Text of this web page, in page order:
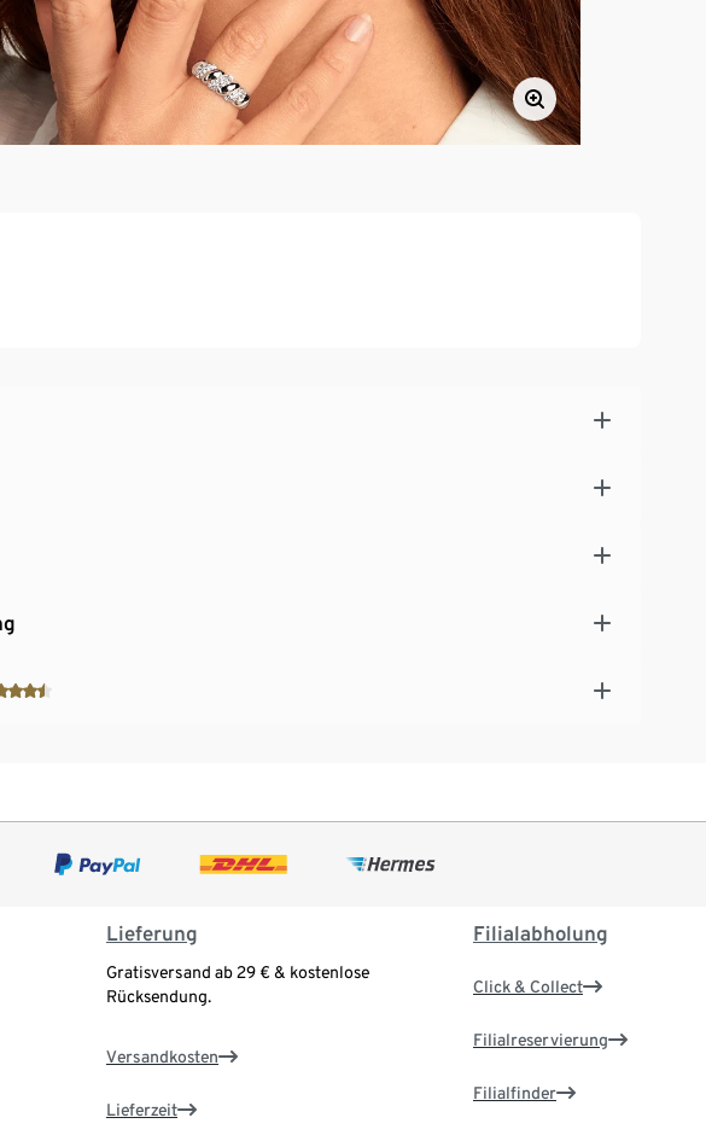
Lieferung
Gratisversand ab 29 € & kostenlose
Rücksendung.
Versandkosten
Lieferzeit
Filialabholung
Click & Collect
Filialreservierung
Filialfinder